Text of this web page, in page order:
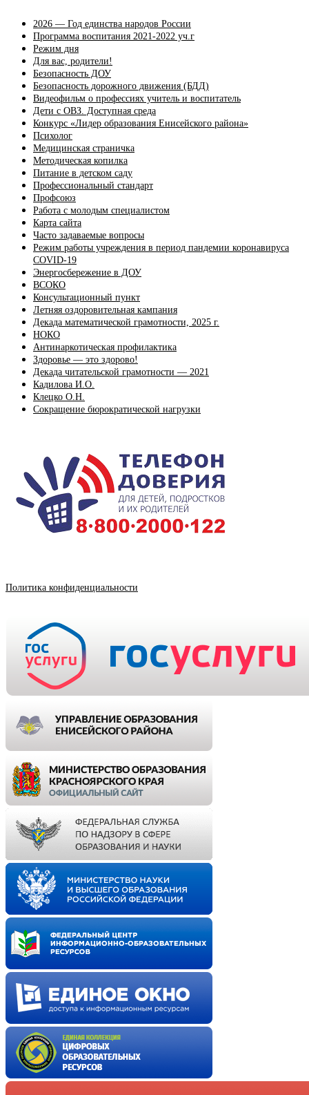
2026 — Год единства народов России
Программа воспитания 2021-2022 уч.г
Режим дня
Для вас, родители!
Безопасность ДОУ
Безопасность дорожного движения (БДД)
Видеофильм о профессиях учитель и воспитатель
Дети с ОВЗ. Доступная среда
Конкурс «Лидер образования Енисейского района»
Психолог
Медицинская страничка
Методическая копилка
Питание в детском саду
Профессиональный стандарт
Профсоюз
Работа с молодым специалистом
Карта сайта
Часто задаваемые вопросы
Режим работы учреждения в период пандемии коронавируса
COVID-19
Энергосбережение в ДОУ
ВСОКО
Консультационный пункт
Летняя оздоровительная кампания
Декада математической грамотности, 2025 г.
НОКО
Антинаркотическая профилактика
Здоровье — это здорово!
Декада читательской грамотности — 2021
Кадилова И.О.
Клецко О.Н.
Сокращение бюрократической нагрузки
Политика конфиденциальности